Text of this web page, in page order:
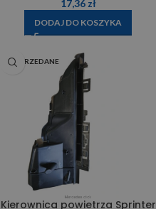
17,36 zł
DODAJ DO KOSZYKA
WYPRZEDANE
Kierownica powietrza Sprinter